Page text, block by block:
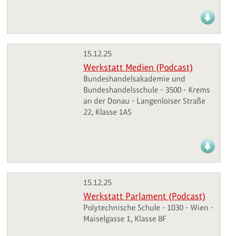
15.12.25
Werkstatt Medien (Podcast)
Bundeshandelsakademie und
Bundeshandelsschule - 3500 - Krems
an der Donau - Langenloiser Straße
22, Klasse 1AS
15.12.25
Werkstatt Parlament (Podcast)
Polytechnische Schule - 1030 - Wien -
Maiselgasse 1, Klasse 8F